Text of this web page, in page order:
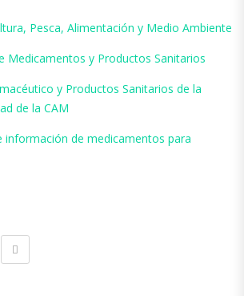
Pesca, Alimentación y Medio Ambiente
Medicamentos y Productos Sanitarios
y Productos Sanitarios de la
de la CAM
información de medicamentos para